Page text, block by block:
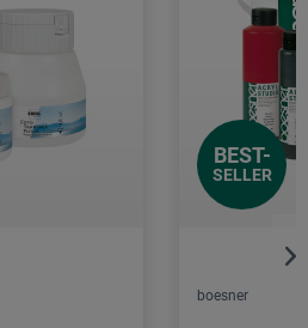
BEST-
SELLER
boesner